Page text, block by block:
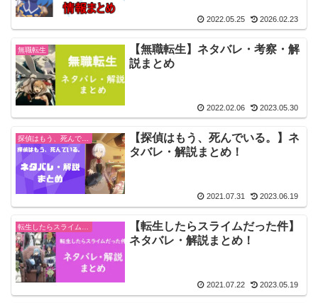
2022.05.25 2026.02.23
無職転生
【無職転生】ネタバレ・考察・解
説まとめ
2022.02.06 2023.05.30
【探偵はもう、死んでいる。】ネ
タバレ・解説まとめ！
2021.07.31 2023.06.19
転生したらスライムだった件
【転生したらスライムだった件】
ネタバレ・解説まとめ！
2021.07.22 2023.05.19